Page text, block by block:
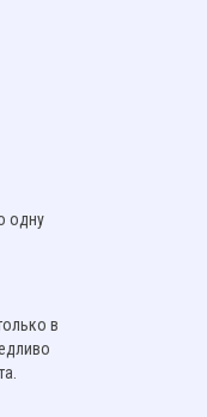
одну
в